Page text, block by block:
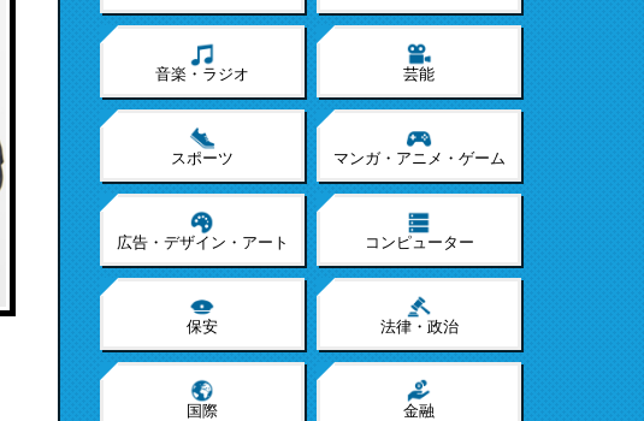
音楽・ラジオ 芸能
スポーツ マンガ・アニメ・ゲーム
広告・デザイン・アート コンピューター
保安 法律・政治
国際 金融